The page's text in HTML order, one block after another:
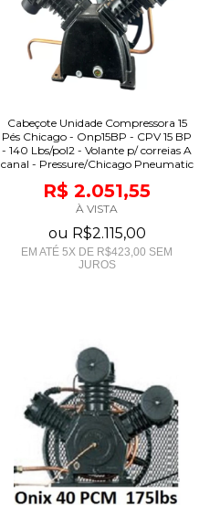
Cabeçote Unidade Compressora 15
Pés Chicago - Onp15BP - CPV 15 BP
- 140 Lbs/pol2 - Volante p/ correias A
canal - Pressure/Chicago Pneumatic
R$ 2.051,55
À VISTA
ou R$2.115,00
EM ATÉ 5X DE R$423,00 SEM
JUROS